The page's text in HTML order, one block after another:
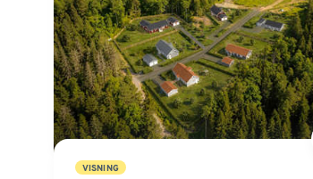
VISNING